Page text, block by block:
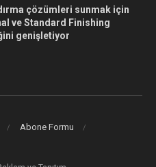
çözümleri sunmak için
ve Standard Finishing
genişletiyor
Abone Formu